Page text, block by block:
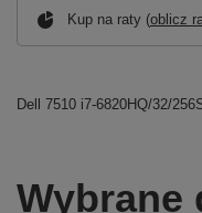
Kup na raty (oblicz
Dell 7510 i7-6820HQ/32/
Wybrane